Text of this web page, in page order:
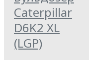
Caterpillar
D6K2 XL
(LGP)